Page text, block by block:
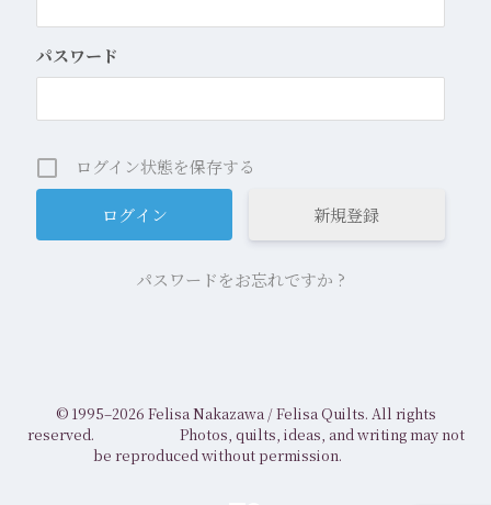
パスワード
ログイン状態を保存する
新規登録
パスワードをお忘れですか ?
© 1995–2026 Felisa Nakazawa /Felisa Quilts. All rights
reserved. Photos, quilts, ideas, and writing may not
be reproduced without permission.